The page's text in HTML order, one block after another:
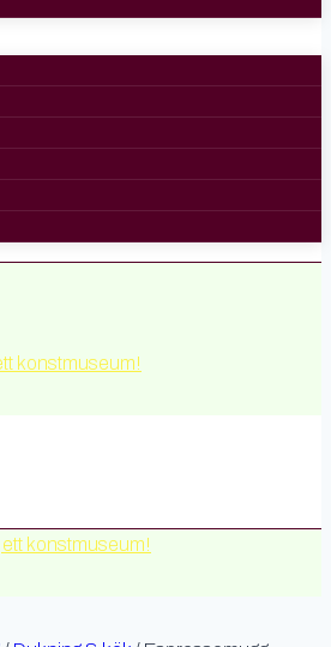
konstmuseum!
konstmuseum!